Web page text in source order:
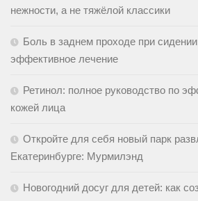
нежности, а не тяжёлой классики
Боль в заднем проходе при
эффективное лечение
Ретинол: полное руководство по
кожей лица
Откройте для себя новый парк
Екатеринбурге: Мурмилэнд
Новогодний досуг для детей: как